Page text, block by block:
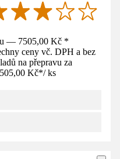
— 7505,00 Kč *
ceny vč. DPH a bez
na přepravu za
Kč*/ ks